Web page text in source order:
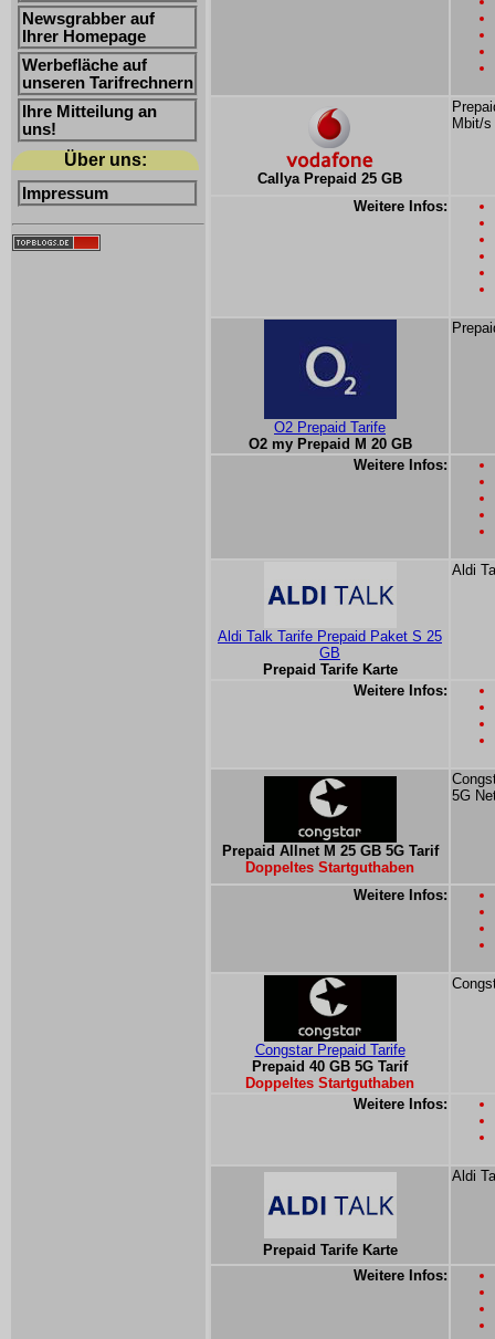
Newsgrabber auf
Ihrer Homepage
Werbefläche auf
unseren Tarifrechnern
Ihre Mitteilung an
uns!
Über uns:
Impressum
Callya Prepaid 25 GB
Mbit/s
Weitere Infos:
O2 Prepaid Tarife
O2 my Prepaid M 20 GB
Weitere Infos:
Aldi Talk Tarife Prepaid Paket S 25
GB
Prepaid Tarife Karte
Aldi
Weitere Infos:
Prepaid Allnet M 25 GB 5G Tarif
Doppeltes Startguthaben
5G
Weitere Infos:
Congstar Prepaid Tarife
Prepaid 40 GB 5G Tarif
Doppeltes Startguthaben
Weitere Infos:
Prepaid Tarife Karte
Aldi
Weitere Infos: